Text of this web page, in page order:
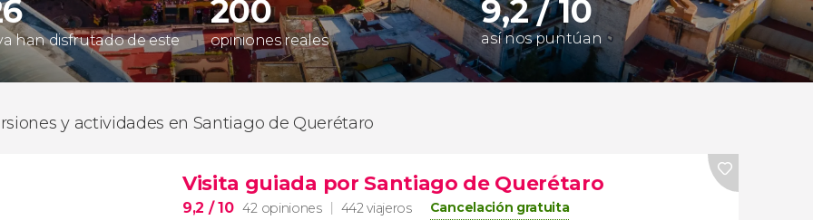
han disfrutado de este
200
opiniones reales
9,2 / 10
así nos puntúan
y actividades en Santiago de Querétaro
Visita guiada por Santiago de Querétaro
9,2 / 10 42 opiniones 442 viajeros Cancelación gratuita